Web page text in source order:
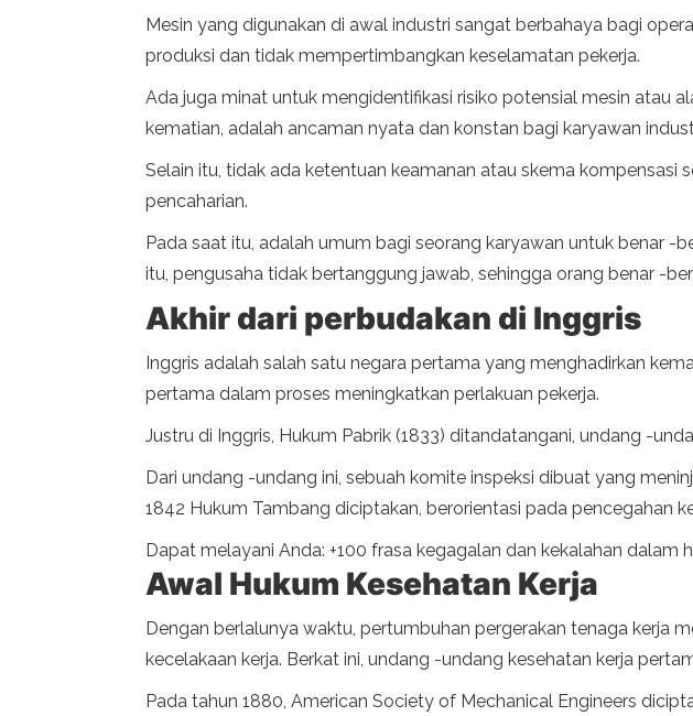
Mesin yang digunakan di awal industri sangat berbahaya bagi
produksi dan tidak mempertimbangkan keselamatan pekerja.
Ada juga minat untuk mengidentifikasi risiko potensial mesin atau
kematian, adalah ancaman nyata dan konstan bagi karyawan
Selain itu, tidak ada ketentuan keamanan atau skema kompensasi
pencaharian.
Pada saat itu, adalah umum bagi seorang karyawan untuk benar -
itu, pengusaha tidak bertanggung jawab, sehingga orang benar -
Akhir dari perbudakan di Inggris
Inggris adalah salah satu negara pertama yang menghadirkan
pertama dalam proses meningkatkan perlakuan pekerja.
Justru di Inggris, Hukum Pabrik (1833) ditandatangani, undang -
Dari undang -undang ini, sebuah komite inspeksi dibuat yang
1842 Hukum Tambang diciptakan, berorientasi pada pencegahan
Dapat melayani Anda: +100 frasa kegagalan dan kekalahan dalam
Awal Hukum Kesehatan Kerja
Dengan berlalunya waktu, pertumbuhan pergerakan tenaga kerja
kecelakaan kerja. Berkat ini, undang -undang kesehatan kerja
Pada tahun 1880, American Society of Mechanical Engineers